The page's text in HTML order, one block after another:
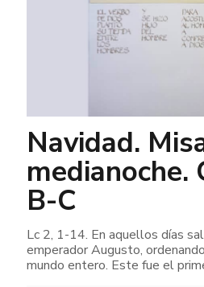
Navidad.
medianoche.
B-C
Lc 2, 1-14. En aquellos días
emperador Augusto,
mundo entero. Este fue el